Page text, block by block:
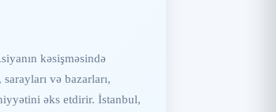
kəsişməsində
və bazarları,
əks etdirir. İstanbul,